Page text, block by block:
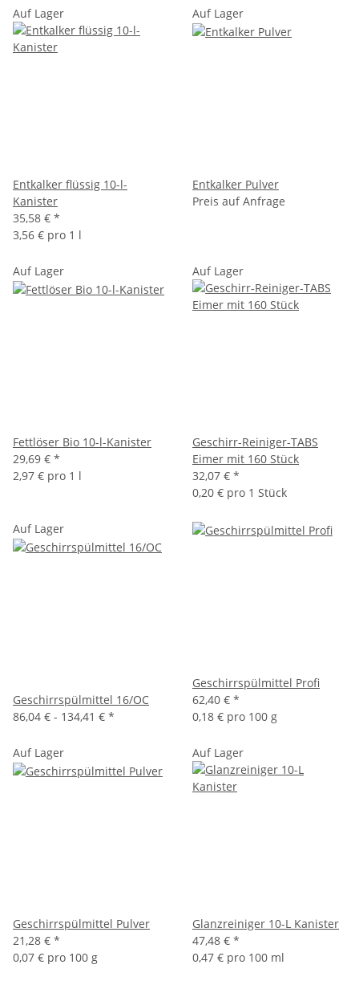
Auf Lager
Entkalker flüssig 10-l-
Kanister
35,58 € *
3,56 € pro 1 l
Auf Lager
Entkalker Pulver
Preis auf Anfrage
Auf Lager
Fettlöser Bio 10-l-Kanister
29,69 € *
2,97 € pro 1 l
Auf Lager
Geschirr-Reiniger-TABS
Eimer mit 160 Stück
32,07 € *
0,20 € pro 1 Stück
Auf Lager
Geschirrspülmittel 16/OC
86,04 € - 134,41 € *
Geschirrspülmittel Profi
62,40 € *
0,18 € pro 100 g
Auf Lager
Geschirrspülmittel Pulver
21,28 € *
0,07 € pro 100 g
Auf Lager
Glanzreiniger 10-L Kanister
47,48 € *
0,47 € pro 100 ml